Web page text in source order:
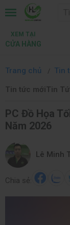
XEM TẠI
CỬA HÀNG
Trang chủ Tin
Tin tức mớiTin
PC Đồ Họa
Năm 2026
Lê Minh
Chia sẻ: